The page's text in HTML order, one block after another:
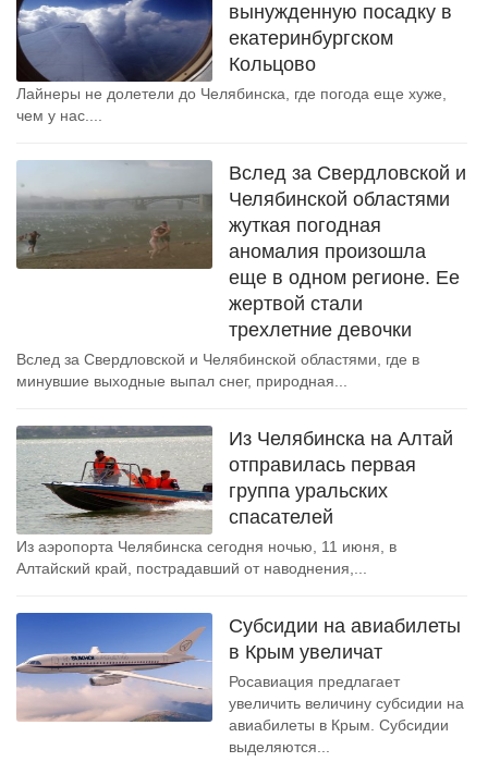
вынужденную посадку в
екатеринбургском
Кольцово
Лайнеры не долетели до Челябинска, где погода еще хуже,
чем у нас....
Вслед за Свердловской и
Челябинской областями
жуткая погодная
аномалия произошла
еще в одном регионе. Ее
жертвой стали
трехлетние девочки
Вслед за Свердловской и Челябинской областями, где в
минувшие выходные выпал снег, природная...
Из Челябинска на Алтай
отправилась первая
группа уральских
спасателей
Из аэропорта Челябинска сегодня ночью, 11 июня, в
Алтайский край, пострадавший от наводнения,...
Субсидии на авиабилеты
в Крым увеличат
Росавиация предлагает
увеличить величину субсидии на
авиабилеты в Крым. Субсидии
выделяются...